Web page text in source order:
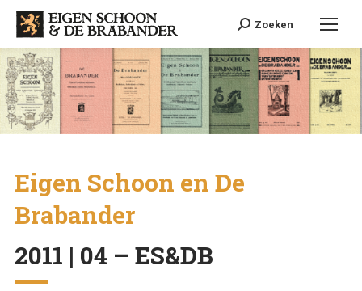
Search:Zoeken
Eigen Schoon en De
Brabander
2011 | 04 – ES&DB